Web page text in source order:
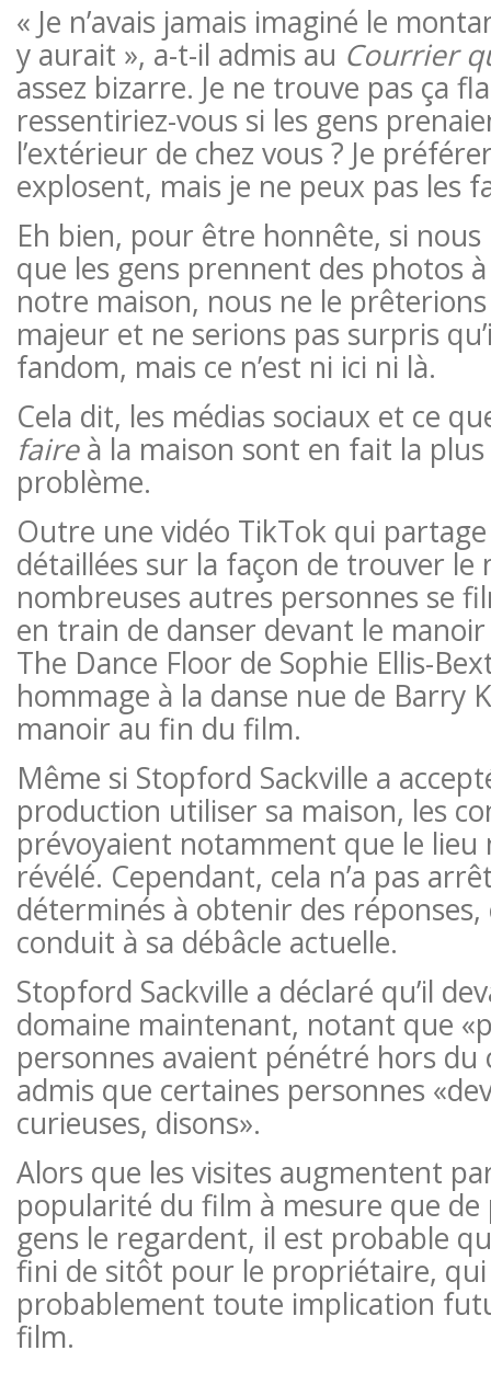
« Je n’avais jamais imaginé le
y aurait », a-t-il admis au Courrier
assez bizarre. Je ne trouve pas ça
ressentiriez-vous si les gens
l’extérieur de chez vous ? Je
explosent, mais je ne peux pas les
Eh bien, pour être honnête, si nous
que les gens prennent des photos
notre maison, nous ne le
majeur et ne serions pas surpris
fandom, mais ce n’est ni ici ni là.
Cela dit, les médias sociaux et ce
faireà la maison sont en fait la
problème.
Outre une vidéo TikTok qui
détaillées sur la façon de trouver le
nombreuses autres personnes se
en train de danser devant le
The Dance Floor de Sophie Ellis-
hommage à la danse nue de Barry
manoir au fin du film.
Même si Stopford Sackville a
production utiliser sa maison, les
prévoyaient notamment que le lieu
révélé. Cependant, cela n’a pas
déterminés à obtenir des
conduit à sa débâcle actuelle.
Stopford Sackville a déclaré qu’il
domaine maintenant, notant que
personnes avaient pénétré hors du
admis que certaines personnes
curieuses, disons».
Alors que les visites augmentent
popularité du film à mesure que de
gens le regardent, il est probable
fini de sitôt pour le propriétaire,
probablement toute implication
film.